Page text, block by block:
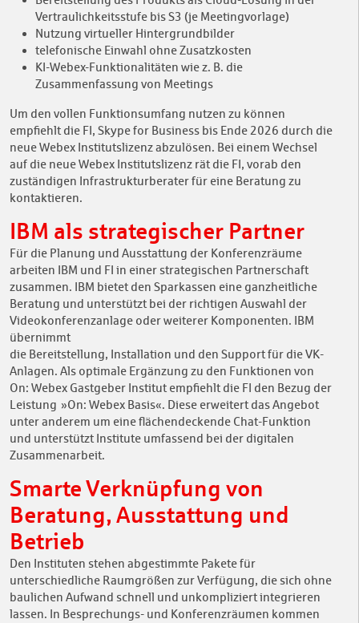
Vertraulichkeitsstufe bis S3 (je Meetingvorlage)
Nutzung virtueller Hintergrundbilder
telefonische Einwahl ohne Zusatzkosten
KI-Webex-Funktionalitäten wie z. B. die
Zusammenfassung von Meetings
Um den vollen Funktionsumfang nutzen zu können
empfiehlt die FI, Skype for Business bis Ende 2026 durch die
neue Webex Institutslizenz abzulösen. Bei einem Wechsel
auf die neue Webex Institutslizenz rät die FI, vorab den
zuständigen Infrastrukturberater für eine Beratung zu
kontaktieren.
IBM als strategischer Partner
Für die Planung und Ausstattung der Konferenzräume
arbeiten IBM und FI in einer strategischen Partnerschaft
zusammen. IBM bietet den Sparkassen eine ganzheitliche
Beratung und unterstützt bei der richtigen Auswahl der
Videokonferenzanlage oder weiterer Komponenten. IBM
übernimmt
die Bereitstellung, Installation und den Support für die VK-
Anlagen. Als optimale Ergänzung zu den Funktionen von
On: Webex Gastgeber Institut empfiehlt die FI den Bezug der
Leistung »On: Webex Basis«. Diese erweitert das Angebot
unter anderem um eine flächendeckende Chat-Funktion
und unterstützt Institute umfassend bei der digitalen
Zusammenarbeit.
Smarte Verknüpfung von
Beratung, Ausstattung und
Betrieb
Den Instituten stehen abgestimmte Pakete für
unterschiedliche Raumgrößen zur Verfügung, die sich ohne
baulichen Aufwand schnell und unkompliziert integrieren
lassen. In Besprechungs- und Konferenzräumen kommen